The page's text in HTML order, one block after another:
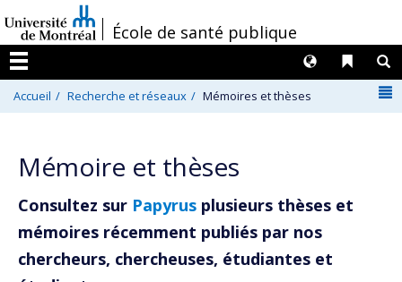
au
contenu
/École de santé publique
Menu
Liens
Langues
Accueil Recherche et réseaux Mémoires et thèses
Mémoire et thèses
Consultez sur Papyrus plusieurs thèses et
mémoires récemment publiés par nos
chercheurs, chercheuses, étudiantes et